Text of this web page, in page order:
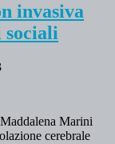
invasiva
sociali
Marini
cerebrale